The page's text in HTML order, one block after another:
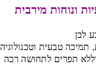
ונוחות מירבית
לבן
טבעית וטכנולוגיה
תפרים לתחושה רכה